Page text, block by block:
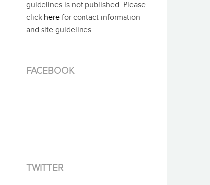
guidelines is not published. Please
click here for contact information
and site guidelines.
FACEBOOK
TWITTER